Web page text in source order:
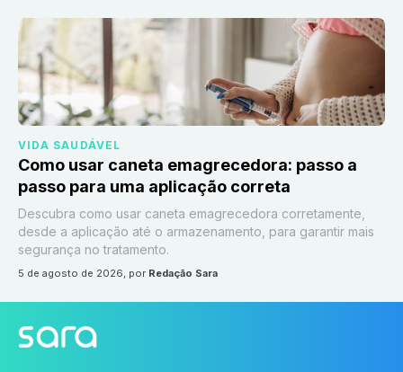
VIDA SAUDÁVEL
Como usar caneta emagrecedora: passo a
passo para uma aplicação correta
Descubra como usar caneta emagrecedora corretamente,
desde a aplicação até o armazenamento, para garantir mais
segurança no tratamento.
5 de agosto de 2026, por Redação Sara